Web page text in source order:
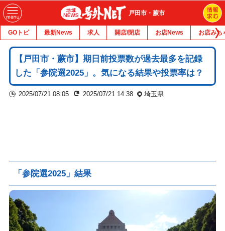
戸田市・蕨市
GOトピ 最新News 求人 開店/閉店 お店News お店みち
【戸田市・蕨市】期日前投票数が過去最多を記録
した「参院選2025」。気になる結果や投票率は？
2025/07/21 08:05 2025/07/21 14:38 埼玉県
「参院選2025」結果